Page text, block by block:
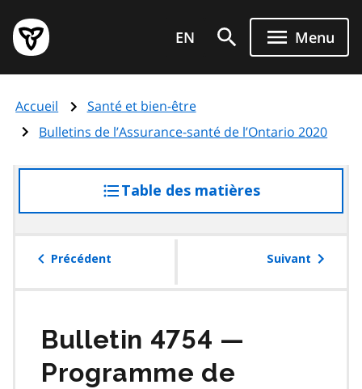
au
contenu
principal
Page
d'accueil
de
l'Ontario
EN Menu
Accueil
Santé et bien-être
Bulletins de l’Assurance-santé de l’Ontario 2020
Table des matières
à
table
Précédent Suivant
Bulletin 4754 —
Programme de